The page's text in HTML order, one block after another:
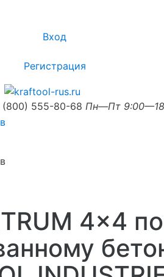
Вход
Регистрация
(800) 555-80-68 Пн—Пт
4x4 по